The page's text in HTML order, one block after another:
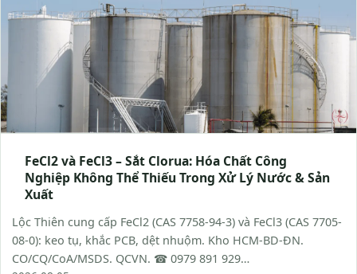
FeCl2 và FeCl3 – Sắt Clorua: Hóa Chất Công
Nghiệp Không Thể Thiếu Trong Xử Lý Nước & Sản
Xuất
Lộc Thiên cung cấp FeCl2 (CAS 7758-94-3) và FeCl3 (CAS 7705-
08-0): keo tụ, khắc PCB, dệt nhuộm. Kho HCM-BD-ĐN.
CO/CQ/CoA/MSDS. QCVN. ☎ 0979 891 929…